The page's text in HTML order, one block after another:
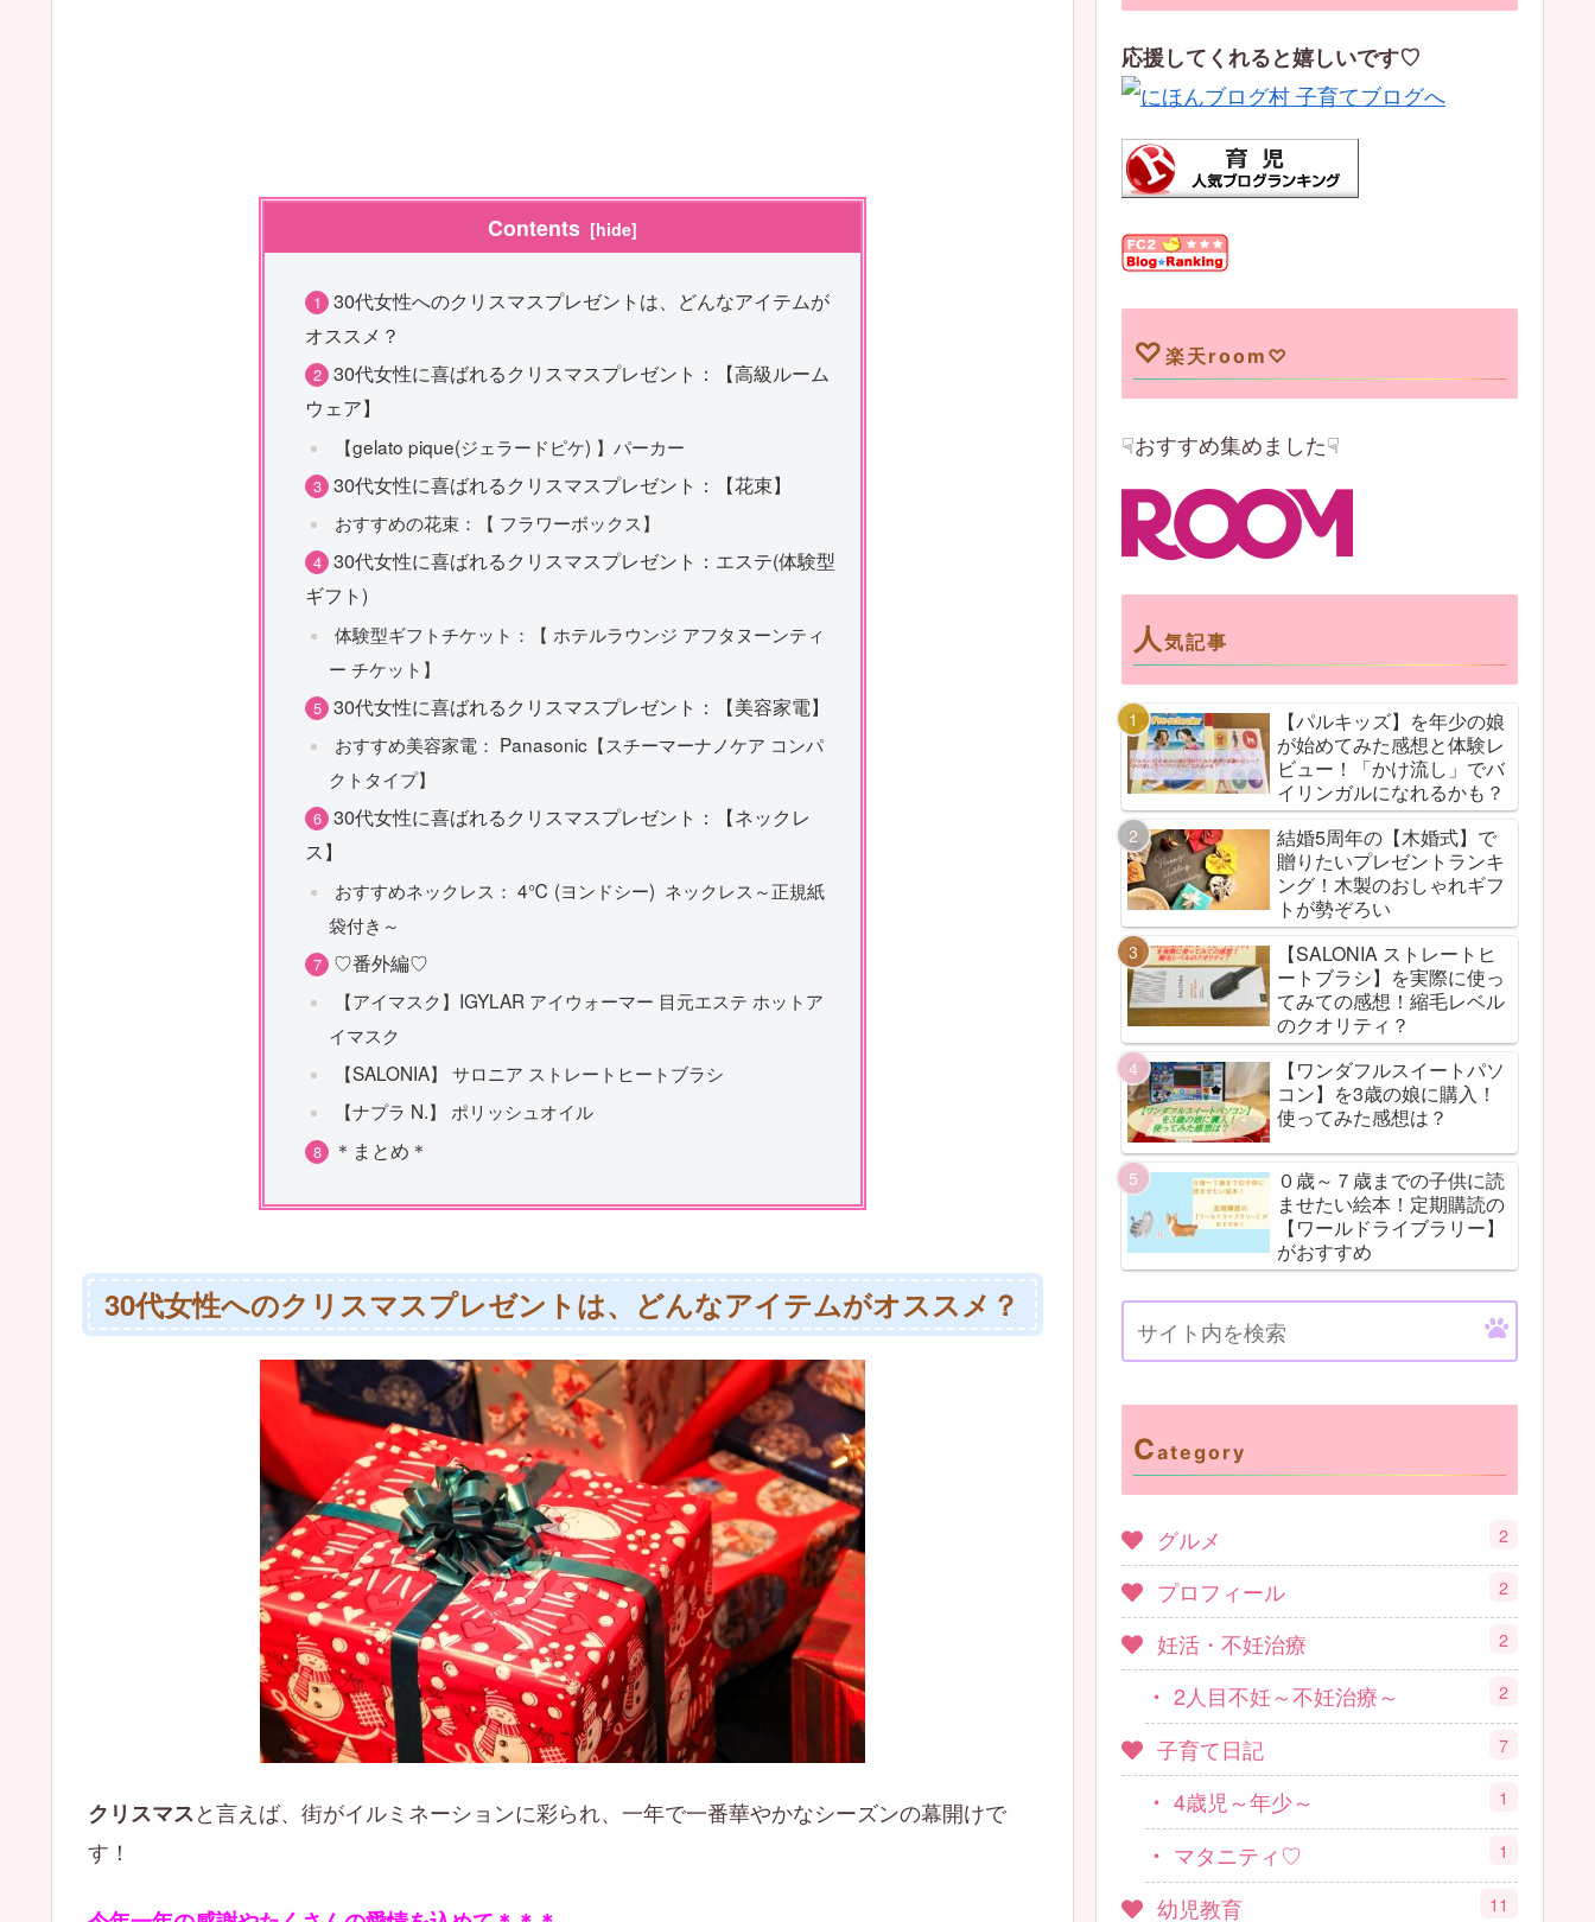
Contents
30代女性へのクリスマスプレゼントは、どんなアイテムが
オススメ？
30代女性に喜ばれるクリスマスプレゼント：【高級ルーム
ウェア】
【gelato pique(ジェラードピケ) 】パーカー
30代女性に喜ばれるクリスマスプレゼント：【花束】
おすすめの花束：【 フラワーボックス】
30代女性に喜ばれるクリスマスプレゼント：エステ(体験型
ギフト)
体験型ギフトチケット：【 ホテルラウンジ アフタヌーンティ
ー チケット】
30代女性に喜ばれるクリスマスプレゼント：【美容家電】
おすすめ美容家電： Panasonic【スチーマーナノケア コンパ
クトタイプ】
30代女性に喜ばれるクリスマスプレゼント：【ネックレ
ス】
おすすめネックレス： 4℃ (ヨンドシー) ネックレス～正規紙
袋付き～
♡番外編♡
【アイマスク】IGYLAR アイウォーマー 目元エステ ホットア
イマスク
【SALONIA】 サロニア ストレートヒートブラシ
【ナプラ N.】 ポリッシュオイル
＊まとめ＊
30代女性へのクリスマスプレゼントは、どんなアイテムがオススメ？
クリスマスと言えば、街がイルミネーションに彩られ、一年で一番華やかなシーズンの幕開けで
す！
応援してくれると嬉しいです♡
♡ 楽天room♡
☟おすすめ集めました☟
人気記事
【パルキッズ】を年少の娘
が始めてみた感想と体験レ
ビュー！「かけ流し」でバ
イリンガルになれるかも？
結婚5周年の【木婚式】で
贈りたいプレゼントランキ
ング！木製のおしゃれギフ
トが勢ぞろい
【SALONIA ストレートヒ
ートブラシ】を実際に使っ
てみての感想！縮毛レベル
のクオリティ？
【ワンダフルスイートパソ
コン】を3歳の娘に購入！
使ってみた感想は？
０歳～７歳までの子供に読
ませたい絵本！定期購読の
【ワールドライブラリー】
がおすすめ
Category
グルメ 2
プロフィール 2
妊活・不妊治療 2
2人目不妊～不妊治療～ 2
子育て日記 7
4歳児～年少～ 1
マタニティ♡ 1
幼児教育 11